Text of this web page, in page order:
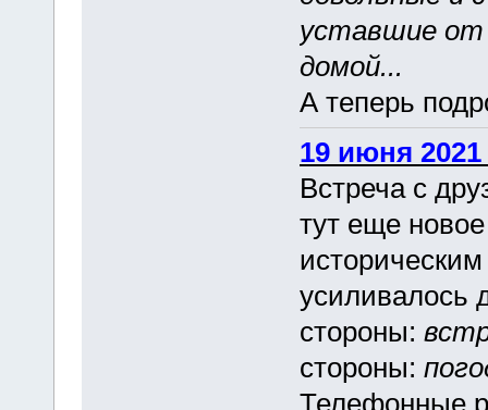
уставшие от
домой...
А теперь
19 июня 2021
Встреча с
тут еще
усиливалось
стороны:
стороны: